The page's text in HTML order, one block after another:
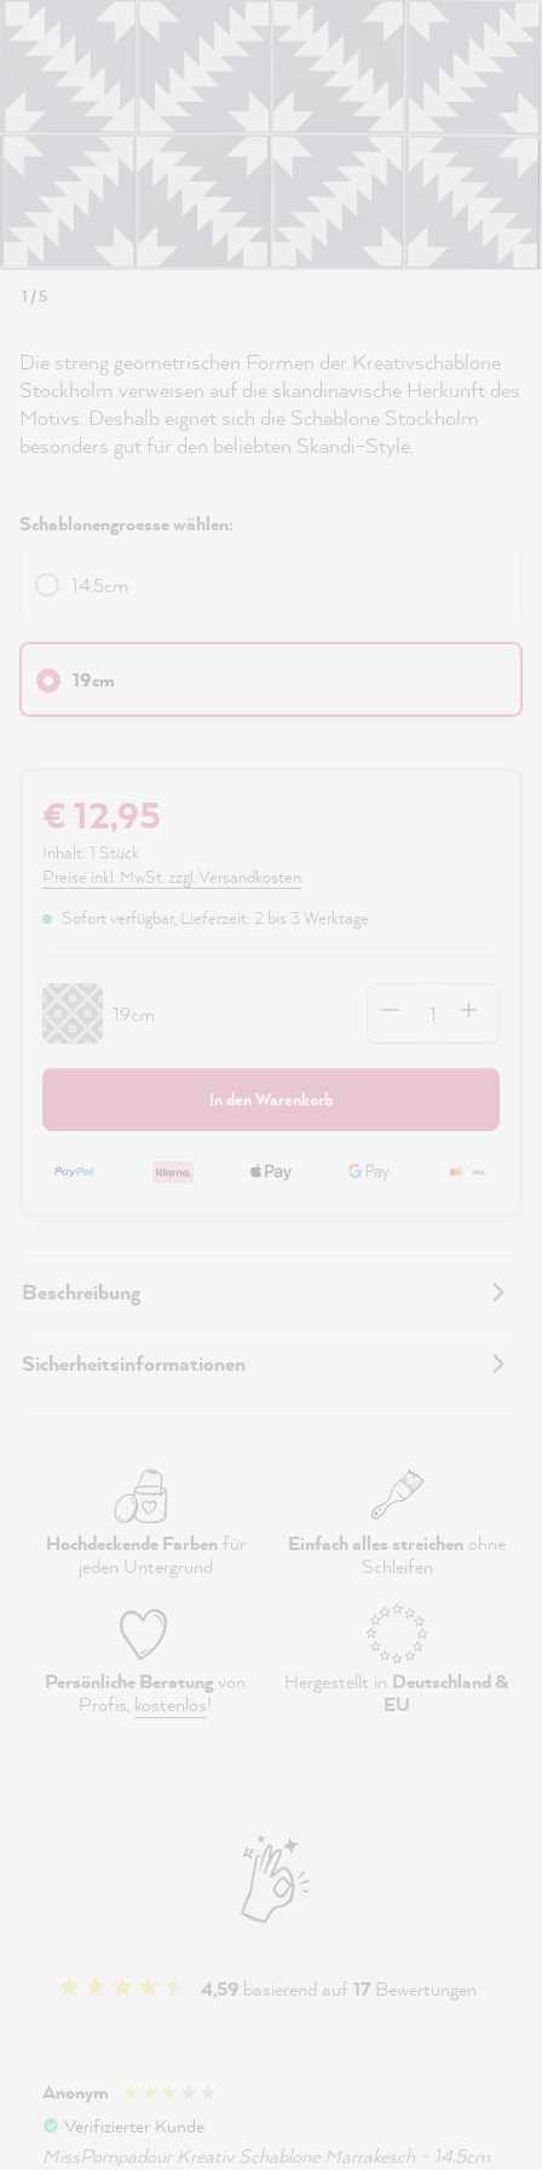
1 / 5
Die streng geometrischen Formen der Kreativschablone
Stockholm verweisen auf die skandinavische Herkunft des
Motivs. Deshalb eignet sich die Schablone Stockholm
besonders gut für den beliebten Skandi-Style.
Schablonengroesse wählen:
14.5cm
19cm
€ 12,95
Inhalt: 1 Stück
Preise inkl. MwSt. zzgl. Versandkosten
Sofort verfügbar, Lieferzeit: 2 bis 3 Werktage
19cm
In den Warenkorb
Beschreibung
Sicherheitsinformationen
Hochdeckende Farbenfür
jeden Untergrund
Einfach alles streichen ohne
Schleifen
Persönliche Beratungvon
Profis, kostenlos!
Hergestellt in Deutschland &
EU
4,59 basierend auf 17 Bewertungen
Anonym
Verifizierter Kunde
MissPompadour Kreativ Schablone Marrakesch - 14.5cm